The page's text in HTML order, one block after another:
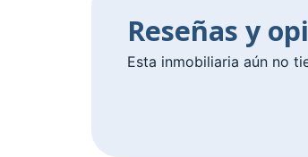
Reseñas y
Esta inmobiliaria aún no